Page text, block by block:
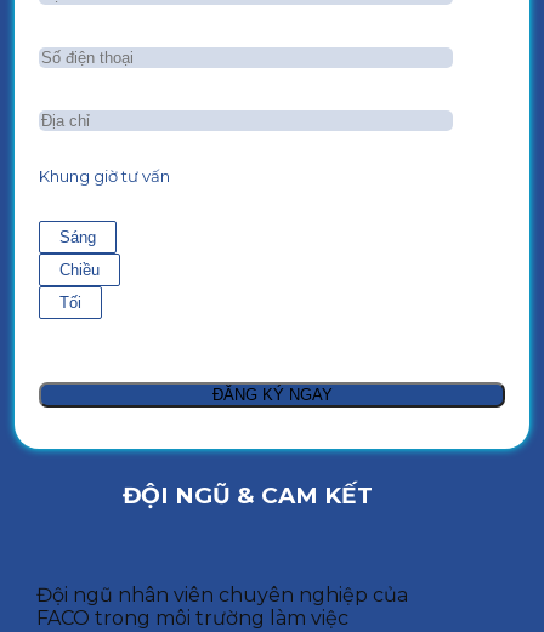
Khung giờ tư vấn
Sáng
Chiều
Tối
ĐỘI NGŨ & CAM KẾT
Đội ngũ nhân viên chuyên nghiệp của
FACO trong môi trường làm việc